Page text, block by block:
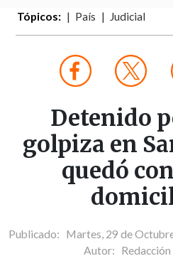
Tópicos: País Judicial
Detenido
golpiza en
quedó
Publicado: Martes, 29 de
Autor: